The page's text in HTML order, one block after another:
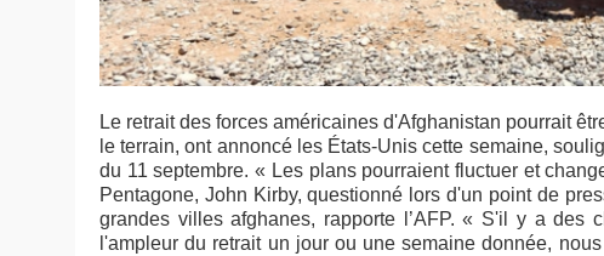
Le retrait des forces américaines d'Afghanistan pourrait
le terrain, ont annoncé les États-Unis cette semaine,
du 11 septembre. « Les plans pourraient fluctuer et
Pentagone, John Kirby, questionné lors d'un point de
grandes villes afghanes, rapporte l’AFP. « S'il y a des
l'ampleur du retrait un jour ou une semaine donnée,